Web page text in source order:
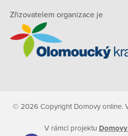
Zřizovatelem organizace je
© 2026 Copyright Domovy online.
V rámci projektu